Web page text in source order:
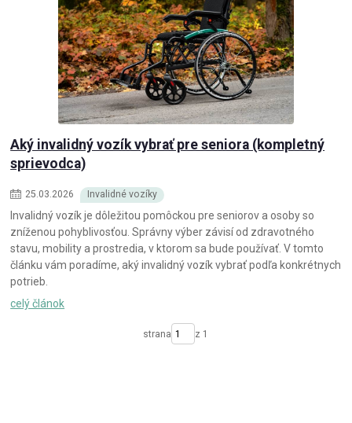
Aký invalidný vozík vybrať pre seniora (kompletný
sprievodca)
25.03.2026 Invalidné vozíky
Invalidný vozík je dôležitou pomôckou pre seniorov a osoby so
zníženou pohyblivosťou. Správny výber závisí od zdravotného
stavu, mobility a prostredia, v ktorom sa bude používať. V tomto
článku vám poradíme, aký invalidný vozík vybrať podľa konkrétnych
potrieb.
celý článok
strana z 1